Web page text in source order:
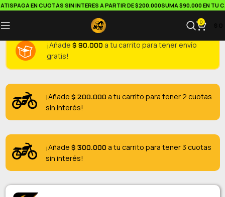
PAGA EN CUOTAS SIN INTERES A PARTIR DE $200.000SUMA $90.000 EN TU
0
¡Añade $90.000 a tu carrito para tener envío
gratis!
¡Añade $200.000 a tu carrito para tener 2 cuotas
sin interés!
¡Añade $300.000 a tu carrito para tener 3 cuotas
sin interés!